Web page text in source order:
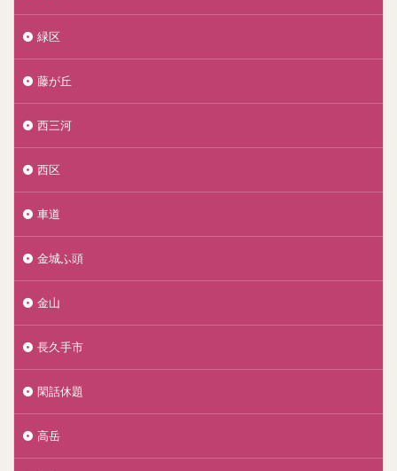
緑区
藤が丘
西三河
西区
車道
金城ふ頭
金山
長久手市
閑話休題
高岳